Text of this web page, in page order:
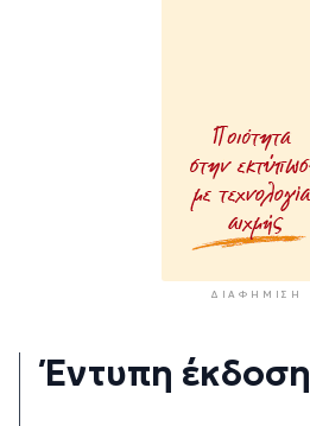
ΔΙΑΦΉΜΙΣΗ
Έντυπη έκδοση